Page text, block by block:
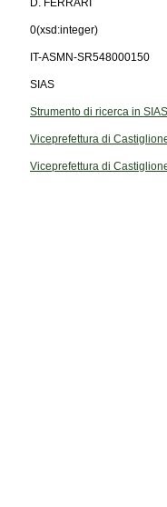
D. FERRARI
0(xsd:integer)
IT-ASMN-SR548000150
SIAS
Strumento di ricerca in SIAS
Viceprefettura di
Viceprefettura di